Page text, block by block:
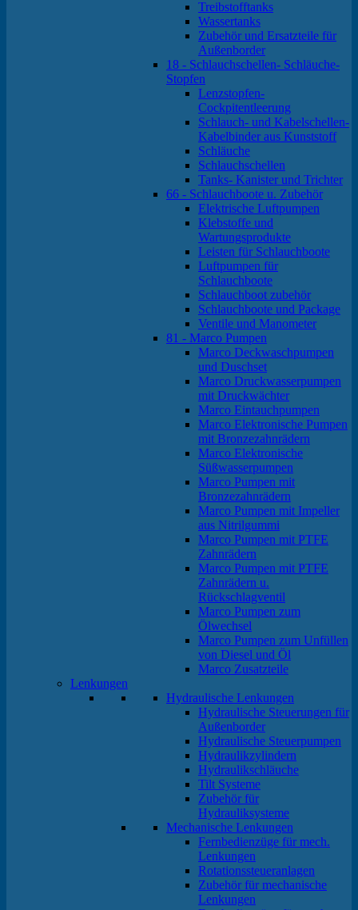
Treibstofftanks
Wassertanks
Zubehör und Ersatzteile für
Außenborder
18 - Schlauchschellen- Schläuche-
Stopfen
Lenzstopfen-
Cockpitentleerung
Schlauch- und Kabelschellen-
Kabelbinder aus Kunststoff
Schläuche
Schlauchschellen
Tanks- Kanister und Trichter
66 - Schlauchboote u. Zubehör
Elektrische Luftpumpen
Klebstoffe und
Wartungsprodukte
Leisten für Schlauchboote
Luftpumpen für
Schlauchboote
Schlauchboot zubehör
Schlauchboote und Package
Ventile und Manometer
81 - Marco Pumpen
Marco Deckwaschpumpen
und Duschset
Marco Druckwasserpumpen
mit Druckwächter
Marco Eintauchpumpen
Marco Elektronische Pumpen
mit Bronzezahnrädern
Marco Elektronische
Süßwasserpumpen
Marco Pumpen mit
Bronzezahnrädern
Marco Pumpen mit Impeller
aus Nitrilgummi
Marco Pumpen mit PTFE
Zahnrädern
Marco Pumpen mit PTFE
Zahnrädern u.
Rückschlagventil
Marco Pumpen zum
Ölwechsel
Marco Pumpen zum Unfüllen
von Diesel und Öl
Marco Zusatzteile
Lenkungen
Hydraulische Lenkungen
Hydraulische Steuerungen für
Außenborder
Hydraulische Steuerpumpen
Hydraulikzylindern
Hydraulikschläuche
Tilt Systeme
Zubehör für
Hydrauliksysteme
Mechanische Lenkungen
Fernbedienzüge für mech.
Lenkungen
Rotationssteueranlagen
Zubehör für mechanische
Lenkungen